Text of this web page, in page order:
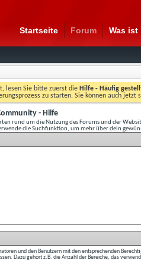
Startseite Forum Was ist
lesen Sie bitte zuerst die Hilfe - Häufig
zu starten. Sie können auch
- Hilfe
rund um die Nutzung des Forums und der
die Suchfunktion, um mehr über dein
und den Benutzern mit den entsprechenden
Dazu gehört z.B. die Anzahl der Bereiche, das